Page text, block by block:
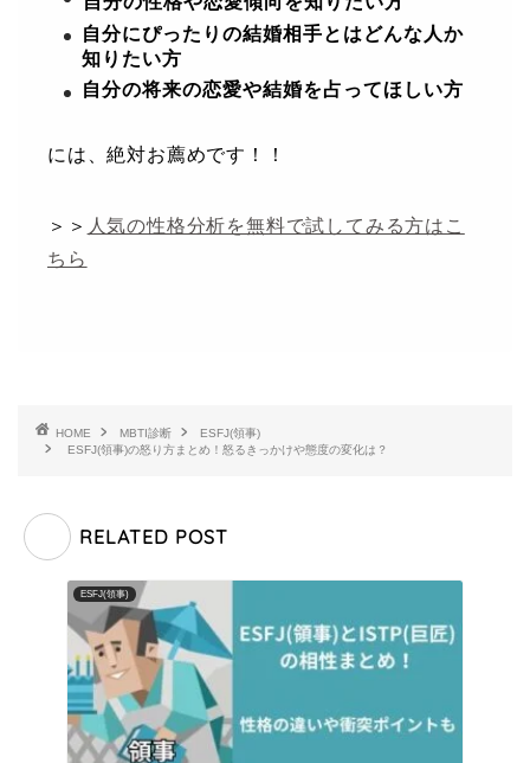
自分にぴったりの結婚相手とはどんな人か
知りたい方
自分の将来の恋愛や結婚を占ってほしい方
には、絶対お薦めです！！
＞＞ 人気の性格分析を無料で試してみる方はこ
ちら
HOME MBTI診断
ESFJ(領事)
ESFJ(領事)の怒り方まとめ！怒るきっかけや態度の変化は？
RELATED POST
ESFJ(領事)